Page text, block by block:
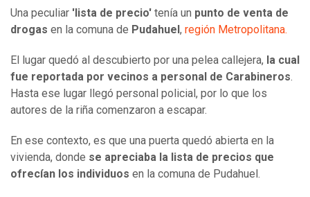
Una peculiar 'lista de precio' tenía un punto de venta de
drogas en la comuna de Pudahuel, región Metropolitana.
El lugar quedó al descubierto por una pelea callejera, la cual
fue reportada por vecinos a personal de Carabineros.
Hasta ese lugar llegó personal policial, por lo que los
autores de la riña comenzaron a escapar.
En ese contexto, es que una puerta quedó abierta en la
vivienda, donde se apreciaba la lista de precios que
ofrecían los individuos en la comuna de Pudahuel.